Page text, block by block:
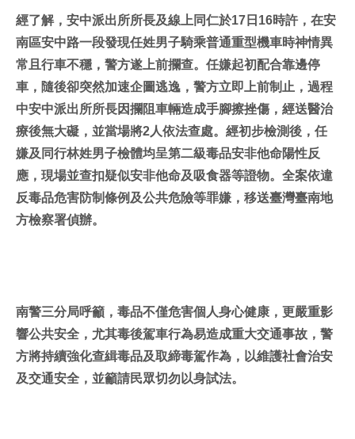
經了解，安中派出所所長及線上同仁於17日16時許，在安
南區安中路一段發現任姓男子騎乘普通重型機車時神情異
常且行車不穩，警方遂上前攔查。任嫌起初配合靠邊停
車，隨後卻突然加速企圖逃逸，警方立即上前制止，過程
中安中派出所所長因攔阻車輛造成手腳擦挫傷，經送醫治
療後無大礙，並當場將2人依法查處。經初步檢測後，任
嫌及同行林姓男子檢體均呈第二級毒品安非他命陽性反
應，現場並查扣疑似安非他命及吸食器等證物。全案依違
反毒品危害防制條例及公共危險等罪嫌，移送臺灣臺南地
方檢察署偵辦。
南警三分局呼籲，毒品不僅危害個人身心健康，更嚴重影
響公共安全，尤其毒後駕車行為易造成重大交通事故，警
方將持續強化查緝毒品及取締毒駕作為，以維護社會治安
及交通安全，並籲請民眾切勿以身試法。